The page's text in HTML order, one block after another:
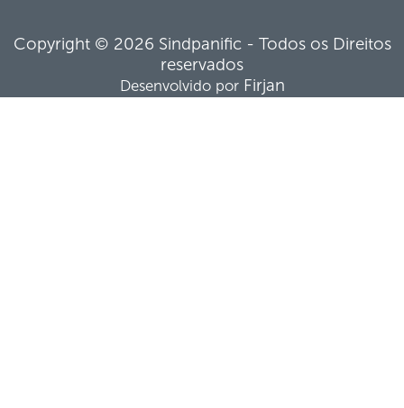
Copyright © 2026 Sindpanific - Todos os Direitos
reservados
Desenvolvido por Firjan